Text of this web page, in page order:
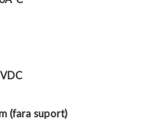
(fara suport)